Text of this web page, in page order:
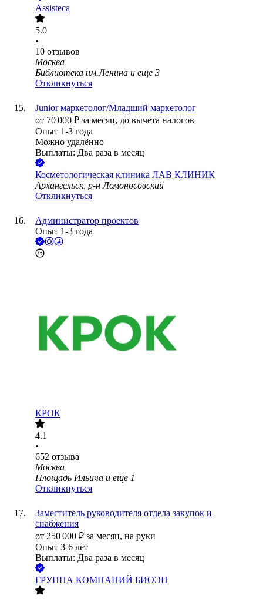
Assisteca
5.0
•
10 отзывов
Москва
Библиотека им.Ленина и еще 3
Откликнуться
Junior маркетолог/Младший маркетолог
от 70 000 ₽ за месяц, до вычета налогов
Опыт 1-3 года
Можно удалённо
Выплаты: Два раза в месяц
Косметологическая клиника ЛАВ КЛИНИК
Архангельск, р-н Ломоносовский
Откликнуться
Администратор проектов
Опыт 1-3 года
КРОК
4.1
•
652 отзыва
Москва
Площадь Ильича и еще 1
Откликнуться
Заместитель руководителя отдела закупок и
снабжения
от 250 000 ₽ за месяц, на руки
Опыт 3-6 лет
Выплаты: Два раза в месяц
ГРУППА КОМПАНИЙ БИОЭН